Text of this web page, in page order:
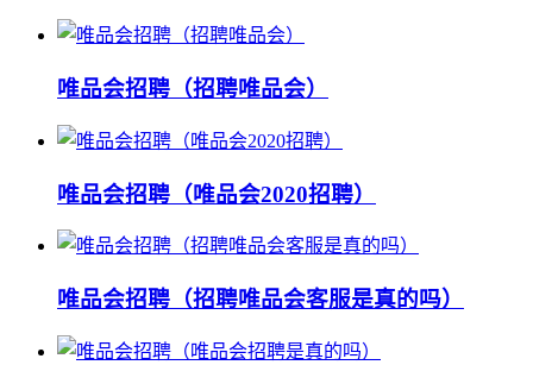
唯品会招聘（招聘唯品会）
唯品会招聘（唯品会2020招聘）
唯品会招聘（招聘唯品会客服是真的吗）